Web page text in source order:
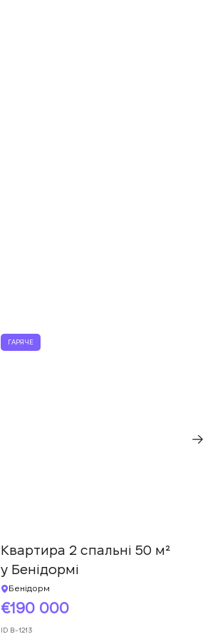
ГАРЯЧЕ
Квартира 2 спальні 50 м²
у Бенідормі
Бенідорм
190 000
ID B-1213